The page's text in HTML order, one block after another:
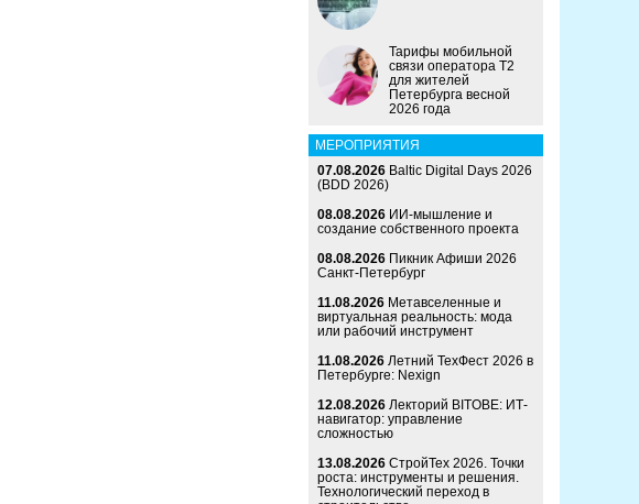
Тарифы мобильной
связи оператора Т2
для жителей
Петербурга весной
2026 года
МЕРОПРИЯТИЯ
07.08.2026 Baltic Digital Days 2026
(BDD 2026)
08.08.2026 ИИ-мышление и
создание собственного проекта
08.08.2026 Пикник Афиши 2026
Санкт-Петербург
11.08.2026 Метавселенные и
виртуальная реальность: мода
или рабочий инструмент
11.08.2026 Летний ТехФест 2026 в
Петербурге: Nexign
12.08.2026 Лекторий BITOBE: ИТ-
навигатор: управление
сложностью
13.08.2026 СтройТех 2026. Точки
роста: инструменты и решения.
Технологический переход в